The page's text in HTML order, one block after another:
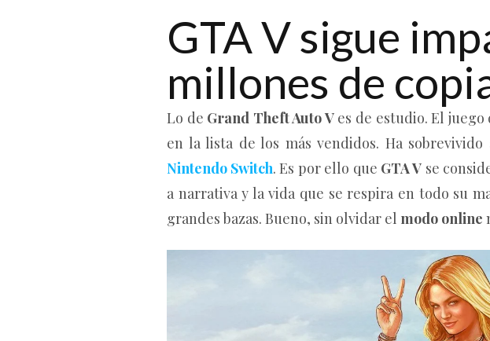
GTA V sigue
millones de
Lo de Grand Theft Auto Ves de estudio. El juego
en la lista de los más vendidos. Ha sobrevivido
Nintendo Switch. Es por ello que GTA V se
a narrativa y la vida que se respira en todo su
grandes bazas. Bueno, sin olvidar el modo online